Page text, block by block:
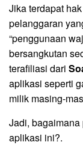
Jika terdapat
pelanggaran
“penggunaan
bersangkutan
terafiliasi dari
aplikasi seperti
milik masing-
Jadi,
aplikasi ini?.